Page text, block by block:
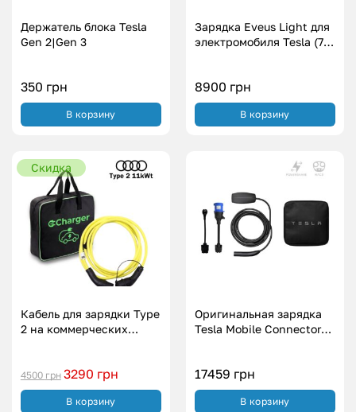
Держатель блока Tesla
Gen 2|Gen 3
350 грн
В корзину
Зарядка Eveus Light для
электромобиля Tesla (7.3
8900 грн
В корзину
Скидка
Кабель для зарядки Type
2 на коммерческих
4500 грн 3290 грн
В корзину
Оригинальная зарядка
Tesla Mobile Connector
17459 грн
В корзину